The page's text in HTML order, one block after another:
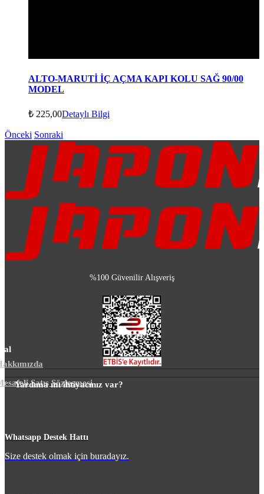
ALTO-MARUTİ İÇ AÇMA KAPI KOLU SAĞ 90/00
MODEL
₺ 225,00Detaylı Bilgi
Önceki Sonraki
%100 Güvenilir Alışveriş
Satış Sözleşmesi
Yardıma mı ihtiyacınız var?
Whatsapp Destek Hattı
Size destek olmak için buradayız.